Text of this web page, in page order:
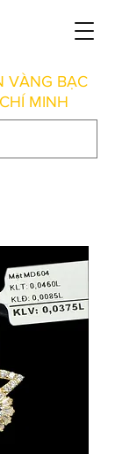
VÀNG BẠC
MINH